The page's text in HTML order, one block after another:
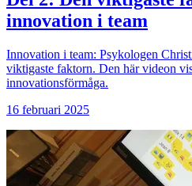
innovation i team
Innovation i team: Psykologen
viktigaste faktorn. Den här videon
innovationsförmåga.
16 februari 2025